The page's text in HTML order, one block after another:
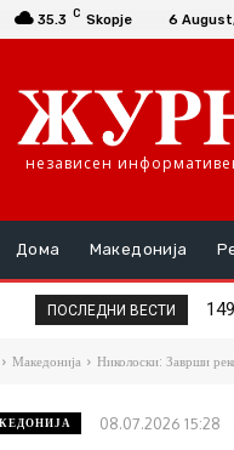
35.3 C Skopje 6
независен
Дома Македонија
ПОСЛЕДНИ ВЕСТИ
Македонија Николоски: Заврши
08.07.2026 15:28